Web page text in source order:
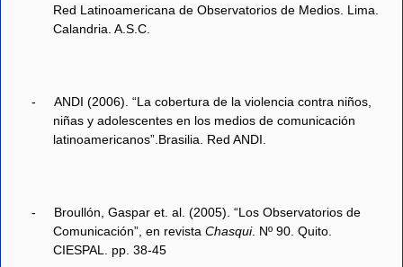
Red Latinoamericana de Observatorios de Medios. Lima.
Calandria. A.S.C.
-
ANDI (2006). “La cobertura de la violencia contra niños,
niñas y adolescentes en los medios de comunicación
latinoamericanos”.Brasilia. Red ANDI.
-
Broullón, Gaspar et. al. (2005). “Los Observatorios de
Comunicación”, en revista Chasqui. Nº 90. Quito.
CIESPAL. pp. 38-45